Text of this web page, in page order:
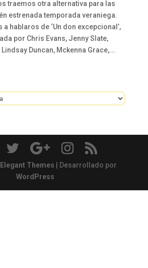
traemos otra alternativa para las
estrenada temporada veraniega.
a hablaros de ‘Un don excepcional’,
por Chris Evans, Jenny Slate,
Duncan, Mckenna Grace,...
Elegant Themes | Desarrollado por
WordPress